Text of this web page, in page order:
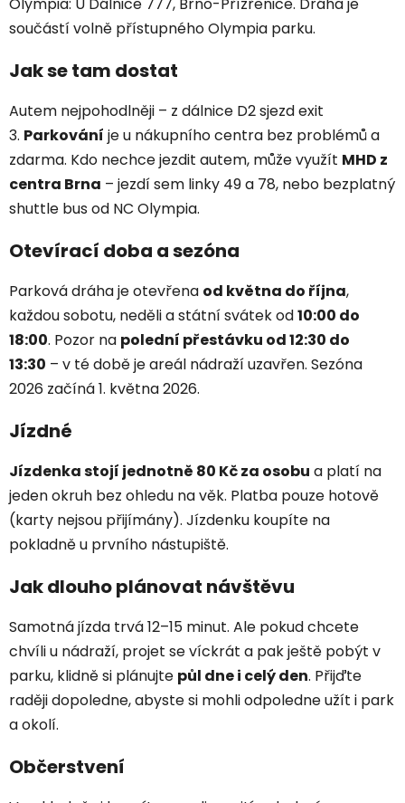
Olympia: U Dálnice 777, Brno-Přízřenice. Dráha je
součástí volně přístupného Olympia parku.
Jak se tam dostat
Autem nejpohodlněji – z dálnice D2 sjezd exit
3. Parkování je u nákupního centra bez problémů a
zdarma. Kdo nechce jezdit autem, může využít MHD z
centra Brna – jezdí sem linky 49 a 78, nebo bezplatný
shuttle bus od NC Olympia.
Otevírací doba a sezóna
Parková dráha je otevřena od května do října,
každou sobotu, neděli a státní svátek od10:00 do
18:00. Pozor na polední přestávku od 12:30 do
13:30 – v té době je areál nádraží uzavřen. Sezóna
2026 začíná 1. května 2026.
Jízdné
Jízdenka stojí jednotně 80 Kč za osobu a platí na
jeden okruh bez ohledu na věk. Platba pouze hotově
(karty nejsou přijímány). Jízdenku koupíte na
pokladně u prvního nástupiště.
Jak dlouho plánovat návštěvu
Samotná jízda trvá 12–15 minut. Ale pokud chcete
chvíli u nádraží, projet se víckrát a pak ještě pobýt v
parku, klidně si plánujte půl dne i celý den. Přijďte
raději dopoledne, abyste si mohli odpoledne užít i park
a okolí.
Občerstvení